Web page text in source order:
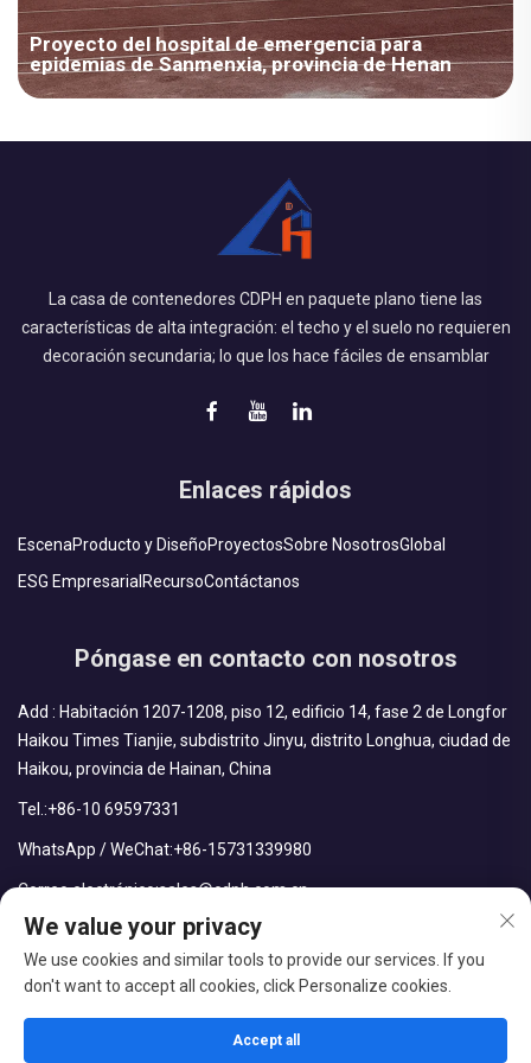
Proyecto del hospital de emergencia para
epidemias de Sanmenxia, provincia de Henan
Casa modular; Campo de aplicación: Emergencias y eventos;
Área: 4000-10000 m²; Escenarios: Alojamiento, atención
médica; Fecha: 2022; Características del proyecto: 1.
Chengdong diseñó esta solución para satisfacer las
Sanmenxia, adaptada a medida...
La casa de contenedores CDPH en paquete plano tiene las
características de alta integración: el techo y el suelo no requieren
decoración secundaria; lo que los hace fáciles de ensamblar
Enlaces rápidos
EscenaProducto y DiseñoProyectosSobre NosotrosGlobal
ESG Empresarial RecursoContáctanos
Póngase en contacto con nosotros
Add : Habitación 1207-1208, piso 12, edificio 14, fase 2 de Longfor
Haikou Times Tianjie, subdistrito Jinyu, distrito Longhua, ciudad de
Haikou, provincia de Hainan, China
Tel.:+86-10 69597331
WhatsApp / WeChat:+86-15731339980
Correo electrónico:sales@cdph.com.cn
los derechos reservados
We value your privacy
We use cookies and similar tools to provide our services. If you
don't want to accept all cookies, click Personalize cookies.
Accept all